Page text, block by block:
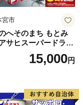
宮市
へそのまち もとみ
サヒスーパードライ
本 合計8.4L 1ケー
コール度数5% 缶ビー
無料 カメイ 本宮市
0206】
15,000円